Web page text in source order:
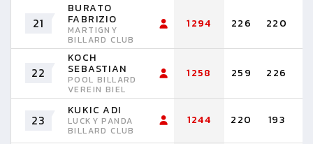
21
BURATO
FABRIZIO
MARTIGNY
BILLARD CLUB
1294 226 220
22
KOCH
SEBASTIAN
POOL BILLARD
VEREIN BIEL
1258 259 226
23
KUKIC ADI
LUCKY PANDA
BILLARD CLUB
1244 220 193